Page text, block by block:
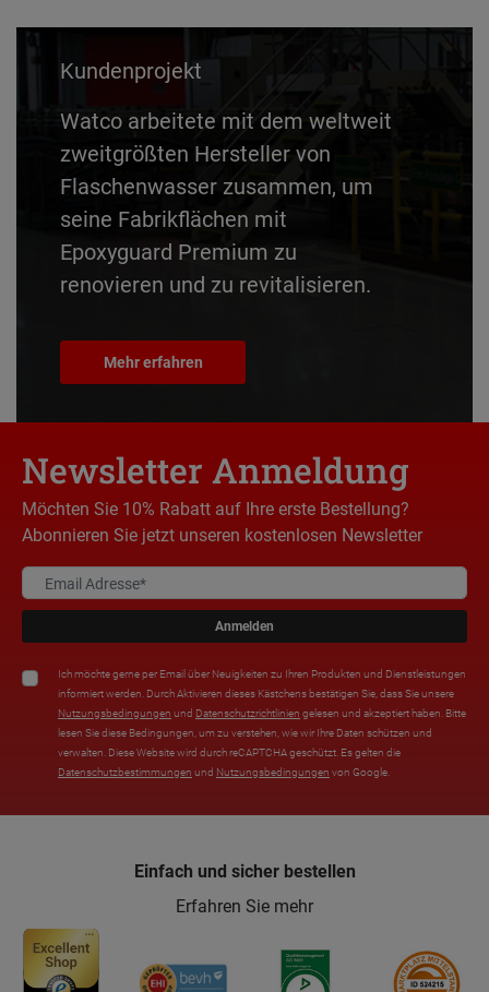
Kundenprojekt
Watco arbeitete mit dem weltweit
zweitgrößten Hersteller von
Flaschenwasser zusammen, um
seine Fabrikflächen mit
Epoxyguard Premium zu
renovieren und zu revitalisieren.
Mehr erfahren
Newsletter Anmeldung
Möchten Sie 10% Rabatt auf Ihre erste Bestellung?
Abonnieren Sie jetzt unseren kostenlosen Newsletter
Anmelden
Ich möchte gerne per Email über Neuigkeiten zu Ihren Produkten und Dienstleistungen
informiert werden. Durch Aktivieren dieses Kästchens bestätigen Sie, dass Sie unsere
Nutzungsbedingungen und Datenschutzrichtlinien gelesen und akzeptiert haben. Bitte
lesen Sie diese Bedingungen, um zu verstehen, wie wir Ihre Daten schützen und
verwalten. Diese Website wird durch reCAPTCHA geschützt. Es gelten die
Datenschutzbestimmungen und Nutzungsbedingungen von Google.
Einfach und sicher bestellen
Erfahren Sie mehr